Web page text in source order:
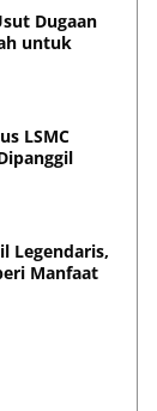
Dugaan
untuk
LSMC
Legendaris,
Manfaat